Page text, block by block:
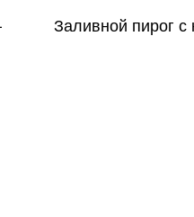
Заливной пирог с